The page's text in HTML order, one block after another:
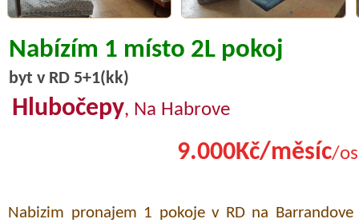
Nabízím 1 místo 2L pokoj
byt v RD 5+1(kk)
Hlubočepy, Na Habrove
9.000Kč/měsíc/
Nabizim pronajem 1 pokoje v RD na